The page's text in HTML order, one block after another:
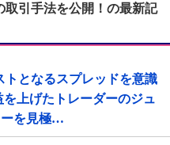
引手法を公開！の最新記
となるスプレッドを意識
上げたトレーダーのジュ
ーを見極…